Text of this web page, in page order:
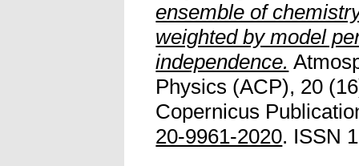
ensemble of
weighted by model
independence.
Physics (ACP), 20
Copernicus
20-9961-2020. ISSN